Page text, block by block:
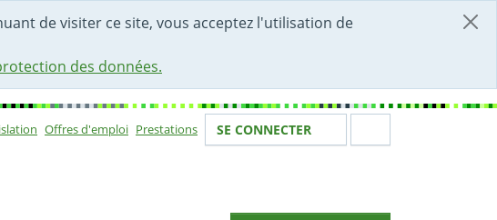
de visiter ce site, vous acceptez l'utilisation de
des données.
Offres d'emploi Prestations Votre identité
SE CONNECTER